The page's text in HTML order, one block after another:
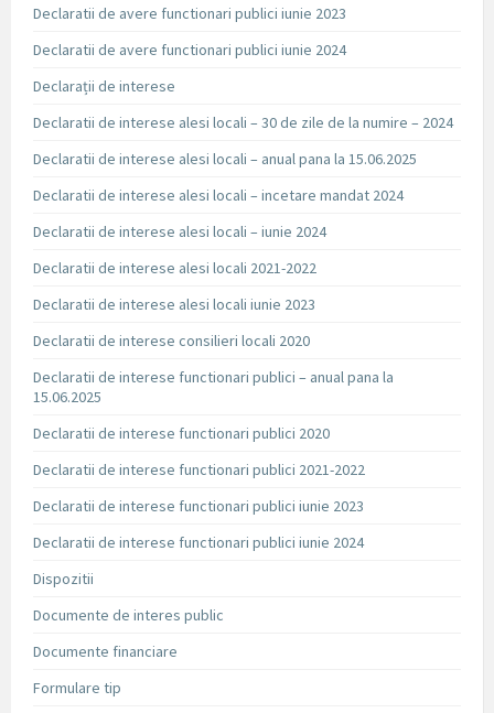
Declaratii de avere functionari publici iunie 2023
Declaratii de avere functionari publici iunie 2024
Declarații de interese
Declaratii de interese alesi locali – 30 de zile de la numire – 2024
Declaratii de interese alesi locali – anual pana la 15.06.2025
Declaratii de interese alesi locali – incetare mandat 2024
Declaratii de interese alesi locali – iunie 2024
Declaratii de interese alesi locali 2021-2022
Declaratii de interese alesi locali iunie 2023
Declaratii de interese consilieri locali 2020
Declaratii de interese functionari publici – anual pana la
15.06.2025
Declaratii de interese functionari publici 2020
Declaratii de interese functionari publici 2021-2022
Declaratii de interese functionari publici iunie 2023
Declaratii de interese functionari publici iunie 2024
Dispozitii
Documente de interes public
Documente financiare
Formulare tip